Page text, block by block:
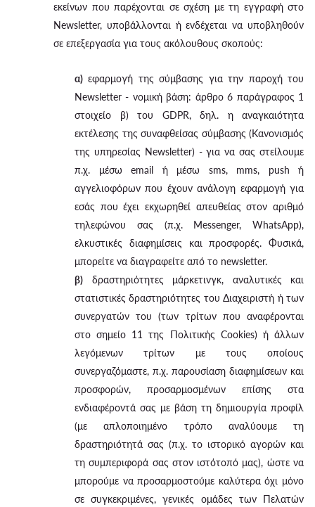
εκείνων που παρέχονται σε σχέση με τη εγγραφή στο
Newsletter, υποβάλλονται ή ενδέχεται να υποβληθούν
σε επεξεργασία για τους ακόλουθους σκοπούς:
α) εφαρμογή της σύμβασης για την παροχή του
Newsletter - νομική βάση: άρθρο 6 παράγραφος 1
στοιχείο β) του GDPR, δηλ. η αναγκαιότητα
εκτέλεσης της συναφθείσας σύμβασης (Κανονισμός
της υπηρεσίας Newsletter) - για να σας στείλουμε
π.χ. μέσω email ή μέσω sms, mms, push ή
αγγελιοφόρων που έχουν ανάλογη εφαρμογή για
εσάς που έχει εκχωρηθεί απευθείας στον αριθμό
τηλεφώνου σας (π.χ. Messenger, WhatsApp),
ελκυστικές διαφημίσεις και προσφορές. Φυσικά,
μπορείτε να διαγραφείτε από το newsletter.
β) δραστηριότητες μάρκετινγκ, αναλυτικές και
στατιστικές δραστηριότητες του Διαχειριστή ή των
συνεργατών του (των τρίτων που αναφέρονται
στο σημείο 11 της Πολιτικής Cookies) ή άλλων
λεγόμενων τρίτων με τους οποίους
συνεργαζόμαστε, π.χ. παρουσίαση διαφημίσεων και
προσφορών, προσαρμοσμένων επίσης στα
ενδιαφέροντά σας με βάση τη δημιουργία προφίλ
(με απλοποιημένο τρόπο αναλύουμε τη
δραστηριότητά σας (π.χ. το ιστορικό αγορών και
τη συμπεριφορά σας στον ιστότοπό μας), ώστε να
μπορούμε να προσαρμοστούμε καλύτερα όχι μόνο
σε συγκεκριμένες, γενικές ομάδες των Πελατών